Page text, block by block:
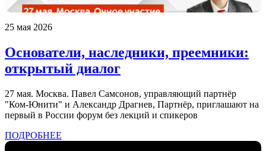
25 мая 2026
Основатели, наследники, преемники:
открытый диалог
27 мая. Москва. Павел Самсонов, управляющий партнёр
"Ком-Юнити" и Александр Драгнев, Партнёр, приглашают на
первый в России форум без лекций и спикеров
ПОДРОБНЕЕ